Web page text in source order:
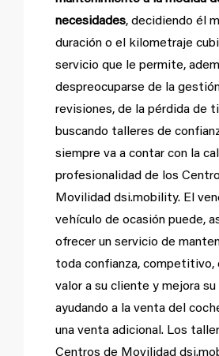
necesidades, decidiendo él
duración o el kilometraje
servicio que le permite,
despreocuparse de la
revisiones, de la pérdida de
buscando talleres de
siempre va a contar con la
profesionalidad de los
Movilidad dsi.mobility. El
vehículo de ocasión puede,
ofrecer un servicio de
toda confianza, competitivo,
valor a su cliente y mejora
ayudando a la venta del
una venta adicional. Los
Centros de Movilidad